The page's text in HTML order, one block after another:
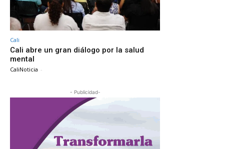
Cali
Cali abre un gran diálogo por la salud
mental
CaliNoticia -
- Publicidad-